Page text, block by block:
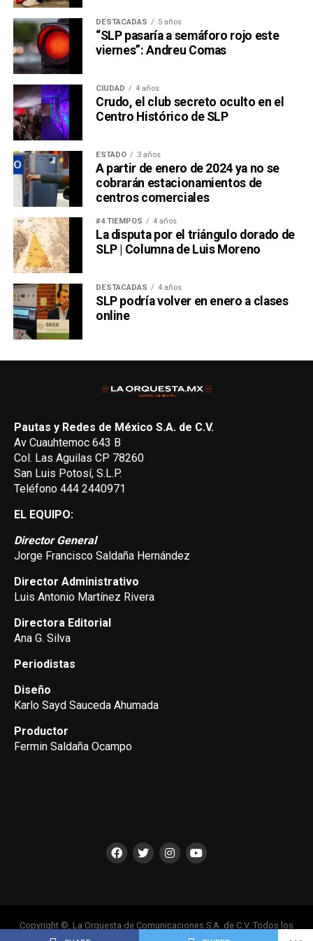
DESTACADAS 5 años
“SLP pasaría a semáforo rojo este
viernes”: Andreu Comas
CIUDAD 4 años
Crudo, el club secreto oculto en el
Centro Histórico de SLP
ESTADO 3 años
A partir de enero de 2024 ya no se
cobrarán estacionamientos de
centros comerciales
#4 TIEMPOS 4 años
La disputa por el triángulo dorado de
SLP | Columna de Luis Moreno
DESTACADAS 4 años
SLP podría volver en enero a clases
online
Pautas y Redes de México S.A. de C.V.
Av Cuauhtemoc 643 B
Col. Las Aguilas CP 78260
San Luis Potosí, S.L.P.
Teléfono 444 2440971
EL EQUIPO:
Director General
Jorge Francisco Saldaña Hernández
Director Administrativo
Luis Antonio Martínez Rivera
Directora Editorial
Ana G. Silva
Periodistas
Diseño
Karlo Sayd Sauceda Ahumada
Productor
Fermin Saldaña Ocampo
Copyright ©, La Orquesta de Comunicaciones S.A. de C.V. Todos los
Derechos Reservados